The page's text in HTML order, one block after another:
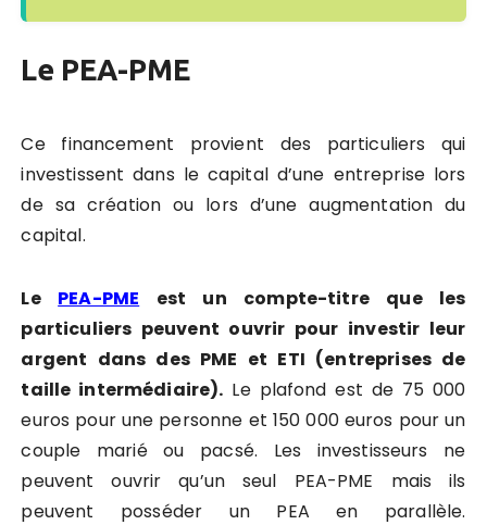
Le PEA-PME
Ce financement provient des particuliers qui
investissent dans le capital d’une entreprise lors
de sa création ou lors d’une augmentation du
capital.
Le PEA-PME est un compte-titre que les
particuliers peuvent ouvrir pour investir leur
argent dans des PME et ETI (entreprises de
taille intermédiaire). Le plafond est de 75 000
euros pour une personne et 150 000 euros pour un
couple marié ou pacsé. Les investisseurs ne
peuvent ouvrir qu’un seul PEA-PME mais ils
peuvent posséder un PEA en parallèle.